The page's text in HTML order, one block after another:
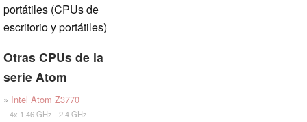
portátiles (CPUs de
escritorio y portátiles)
Otras CPUs de la
serie Atom
» Intel Atom Z3770
4x 1.46 GHz - 2.4 GHz